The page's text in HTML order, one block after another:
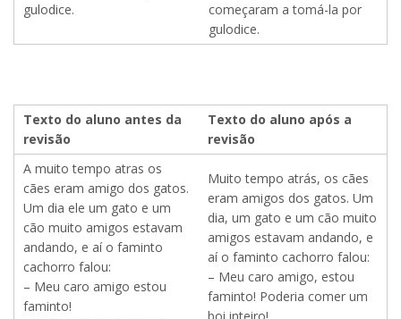
gulodice.
começaram a tomá-la por
gulodice.
Texto do aluno antes da
revisão
Texto do aluno após a
revisão
A muito tempo atras os
cães eram amigo dos gatos.
Um dia ele um gato e um
cão muito amigos estavam
andando, e aí o faminto
cachorro falou:
– Meu caro amigo estou
faminto!
Muito tempo atrás, os cães
eram amigos dos gatos. Um
dia, um gato e um cão muito
amigos estavam andando, e
aí o faminto cachorro falou:
– Meu caro amigo, estou
faminto! Poderia comer um